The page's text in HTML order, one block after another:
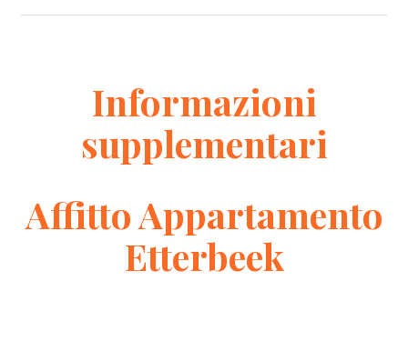
Informazioni
supplementari
Affitto Appartamento
Etterbeek